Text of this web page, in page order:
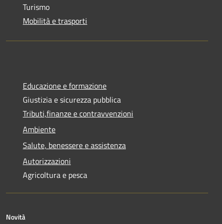
Turismo
Mobilità e trasporti
Educazione e formazione
Giustizia e sicurezza pubblica
Tributi,finanze e contravvenzioni
Ambiente
Salute, benessere e assistenza
Autorizzazioni
Agricoltura e pesca
Novità